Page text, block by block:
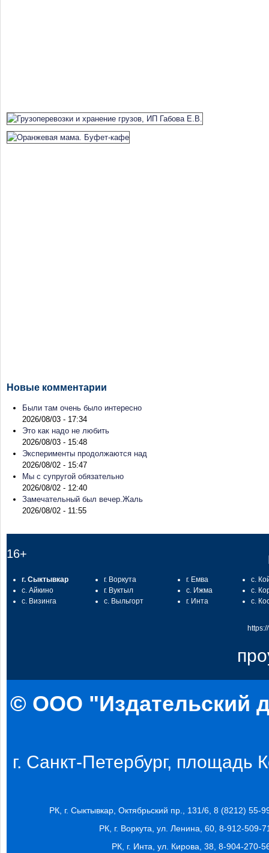
Новые комментарии
Были там очень было интересно
2026/08/03 - 17:34
Это как надо не любить
2026/08/03 - 15:48
Эксперименты продолжаются над
2026/08/02 - 15:47
Мы с супругой обязательно
2026/08/02 - 12:40
Замечательный был вечер.Жаль
2026/08/02 - 11:55
16+
г. Сыктывкар
с. Айкино
с. Визинга
г. Воркута
г. Вуктыл
с. Выльгорт
г. Емва
с. Ижма
г. Инта
с.
с.
с.
© ООО "Издательский
г. Санкт-Петербург, площадь
РК, г. Сыктывкар, Октябрьский пр., 131/6, 8 (8212) 55-
РК, г. Воркута, ул. Ленина, 60, 8-912-509-
РК, г. Инта, ул. Кирова, 38, 8-904-270-